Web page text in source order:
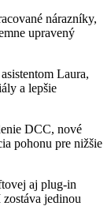
nárazníky,
upravený
Laura,
a lepšie
DCC, nové
pohonu pre nižšie
aj plug-in
jedinou